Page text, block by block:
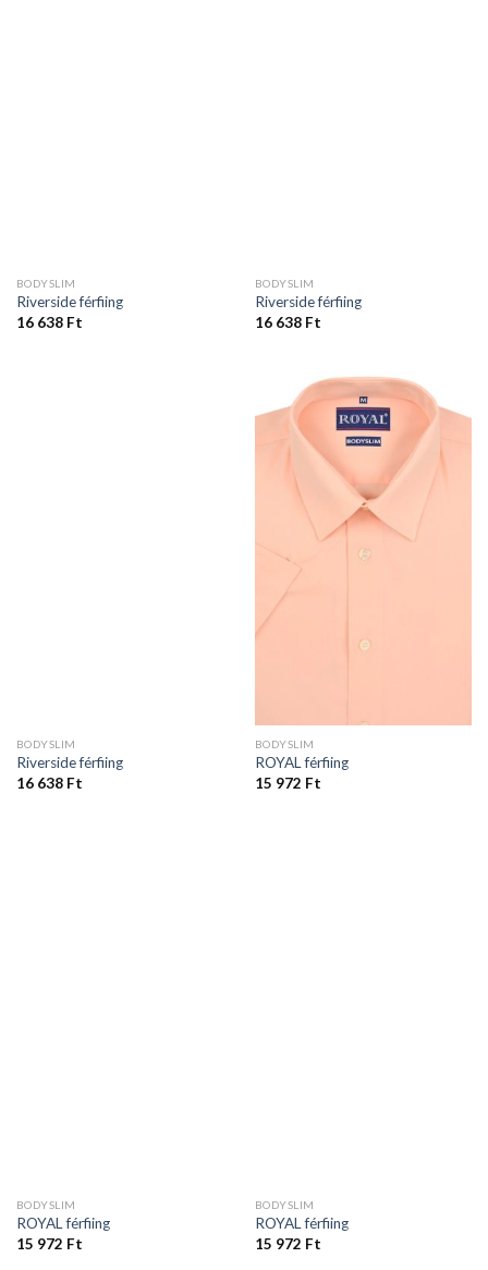
BODYSLIM
Riverside férfiing
16 638 Ft
BODYSLIM
Riverside férfiing
16 638 Ft
BODYSLIM
Riverside férfiing
16 638 Ft
BODYSLIM
ROYAL férfiing
15 972 Ft
BODYSLIM
ROYAL férfiing
15 972 Ft
BODYSLIM
ROYAL férfiing
15 972 Ft